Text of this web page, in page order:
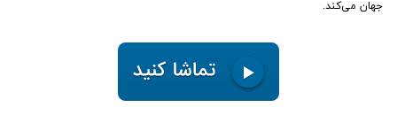
جهان می‌کند.